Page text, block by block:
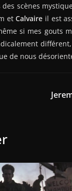
scènes
etCalvaire il est
si mes gouts
de nous